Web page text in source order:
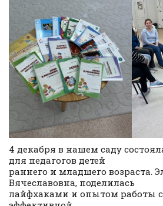
4 декабря в нашем саду
для педагогов детей
раннего и младшего возраста.
Вячеславовна, поделилась
лайфхаками и опытом работы